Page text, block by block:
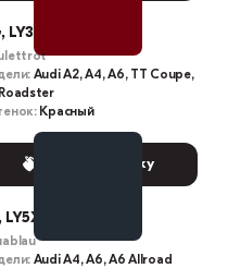
LY3C
Audi A2, A4, A6, TT Coupe,
Красный
Выбрать краску
LY5X
Audi A4, A6, A6 Allroad